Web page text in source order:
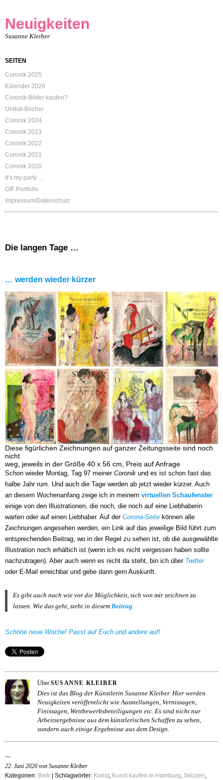
Neuigkeiten
Susanne Kleiber
SEITEN
Coronik 2025
Kalender 2026
Coronik-Bilder kaufen?
Unikat-Bücher
Coronik 2024
Coronik 2023
Coronik 2022
Coronik 2021
Coronik 2020
It’s my party …
GIF Portfolio
Impressum/Datenschutz
Die langen Tage …
… werden wieder kürzer
Diese figürlichen Zeichnungen auf ganzer Zeitungsseite sind noch
nicht
weg, jeweils in der Größe 40 x 56 cm, Preis auf Anfrage
Schon wieder Montag, Tag 97 meiner Coronik und es ist schon fast das
halbe Jahr rum. Und auch die Tage werden ab jetzt wieder kürzer. Auch
an diesem Wochenanfang zeige ich in meinem virtuellen Schaufenster
einige von den Illustrationen, die noch, die noch auf eine Liebhaberin
warten oder auf einen Liebhaber. Auf der Corona-Seite können alle
Zeichnungen angesehen werden, ein Link auf das jeweilige Bild führt zum
entsprechenden Beitrag, wo in der Regel zu sehen ist, ob die ausgewählte
Illustration noch erhältich ist (wenn ich es nicht vergessen haben sollte
nachzutragen). Aber auch wenn es nicht da steht, bin ich über Twitter
oder E-Mail erreichbar und gebe dann gern Auskunft.
Es gibt auch nach wie vor die Möglichkeit, sich von mir zeichnen zu
lassen. Wie das geht, steht in diesem Beitrag.
Schöne neue Woche! Passt auf Euch und andere auf!
Über SUSANNE KLEIBER
Dies ist das Blog der Künstlerin Susanne Kleiber. Hier werden
Neuigkeiten veröffentlicht wie Ausstellungen, Vernissagen,
Finissagen, Wettbewerbsbeteiligungen etc. Es sind nicht nur
Arbeitsergebnisse aus dem künstlerischen Schaffen zu sehen,
sondern auch einige Ergebnisse aus dem Design.
22. Juni 2020 von Susanne Kleiber
Kategorien: Beitr | Schlagwörter: Kunst, Kunst kaufen in Hamburg, Skizzen,